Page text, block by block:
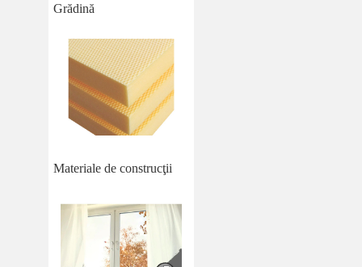
Grădină
Materiale de construcţii